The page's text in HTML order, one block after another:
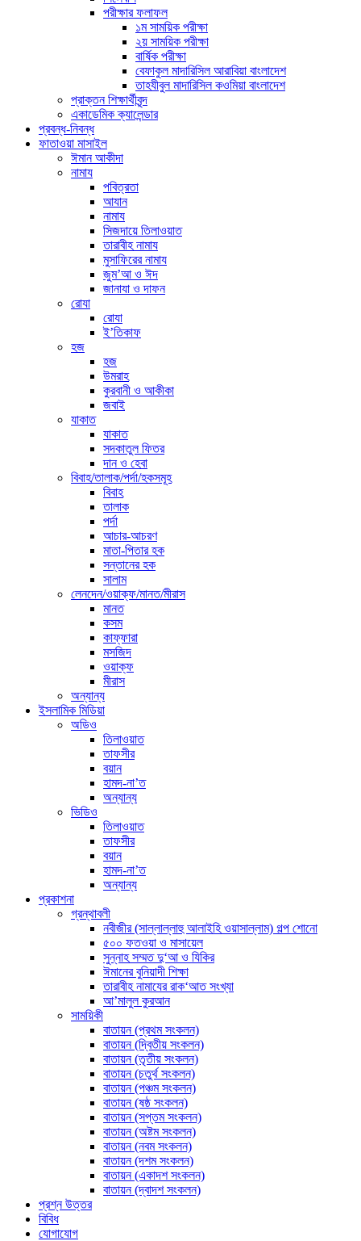
পরীক্ষার ফলাফল
১ম সাময়িক পরীক্ষা
২য় সাময়িক পরীক্ষা
বার্ষিক পরীক্ষা
বেফাকুল মাদারিসিল আরাবিয়া বাংলাদেশ
তাহযীবুল মাদারিসিল কওমিয়া বাংলাদেশ
প্রাক্তন শিক্ষার্থীবৃন্দ
একাডেমিক ক্যালেন্ডার
প্রবন্ধ-নিবন্ধ
ফাতাওয়া মাসাইল
ঈমান আকীদা
নামায
পবিত্রতা
আযান
নামায
সিজদায়ে তিলাওয়াত
তারাবীহ নামায
মুসাফিরের নামায
জুম’আ ও ঈদ
জানাযা ও দাফন
রোযা
রোযা
ই’তিকাফ
হজ
হজ
উমরাহ
কুরবানী ও আকীকা
জবাই
যাকাত
যাকাত
সদকাতুল ফিতর
দান ও হেবা
বিবাহ/তালাক/পর্দা/হকসমূহ
বিবাহ
তালাক
পর্দা
আচার-আচরণ
মাতা-পিতার হক
সন্তানের হক
সালাম
লেনদেন/ওয়াক্ফ/মানত/মীরাস
মানত
কসম
কাফ্ফারা
মসজিদ
ওয়াক্ফ
মীরাস
অন্যান্য
ইসলামিক মিডিয়া
অডিও
তিলাওয়াত
তাফসীর
বয়ান
হামদ-না’ত
অন্যান্য
ভিডিও
তিলাওয়াত
তাফসীর
বয়ান
হামদ-না’ত
অন্যান্য
প্রকাশনা
গ্রন্থাবলী
নবীজীর (সাল্লাল্লাহু আলাইহি ওয়াসাল্লাম) গল্প শোনো
৫০০ ফতওয়া ও মাসায়েল
সুন্নাহ সম্মত দু‘আ ও যিকির
ঈমানের বুনিয়াদী শিক্ষা
তারাবীহ নামাযের রাক‘আত সংখ্যা
আ’মালুল কুরআন
সাময়িকী
বাতায়ন (প্রথম সংকলন)
বাতায়ন (দ্বিতীয় সংকলন)
বাতায়ন (তৃতীয় সংকলন)
বাতায়ন (চতুর্থ সংকলন)
বাতায়ন (পঞ্চম সংকলন)
বাতায়ন (ষষ্ঠ সংকলন)
বাতায়ন (সপ্তম সংকলন)
বাতায়ন (অষ্টম সংকলন)
বাতায়ন (নবম সংকলন)
বাতায়ন (দশম সংকলন)
বাতায়ন (একাদশ সংকলন)
বাতায়ন (দ্বাদশ সংকলন)
প্রশ্ন উত্তর
বিবিধ
যোগাযোগ